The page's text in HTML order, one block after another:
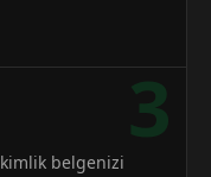
3
belgenizi